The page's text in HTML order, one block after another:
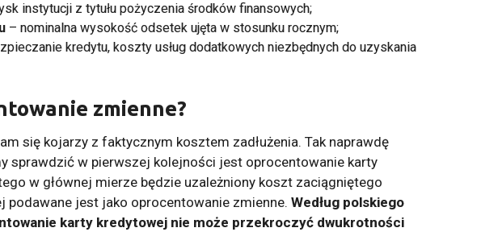
instytucji z tytułu pożyczenia środków finansowych;
– nominalna wysokość odsetek ujęta w stosunku rocznym;
kredytu, koszty usług dodatkowych niezbędnych do uzyskania
zmienne?
się kojarzy z faktycznym kosztem zadłużenia. Tak naprawdę
sprawdzić w pierwszej kolejności jest oprocentowanie karty
w głównej mierze będzie uzależniony koszt zaciągniętego
podawane jest jako oprocentowanie zmienne. Według polskiego
karty kredytowej nie może przekroczyć dwukrotności